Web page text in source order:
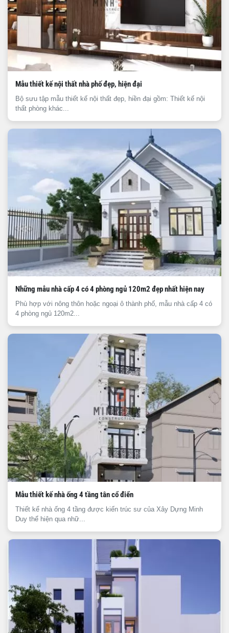
Mẫu thiết kế nội thất nhà phố đẹp, hiện đại
Bộ sưu tập mẫu thiết kế nội thất đẹp, hiền đại gồm: Thiết kế nội
thất phòng khác...
Những mẫu nhà cấp 4 có 4 phòng ngủ 120m2 đẹp nhất hiện nay
Phù hợp với nông thôn hoặc ngoại ô thành phố, mẫu nhà cấp 4 có
4 phòng ngủ 120m2...
Mẫu thiết kế nhà ống 4 tầng tân cổ điển
Thiết kế nhà ống 4 tầng được kiến trúc sư của Xây Dựng Minh
Duy thể hiện qua nhữ...